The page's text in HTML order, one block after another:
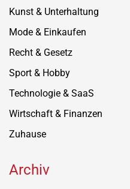
Kunst & Unterhaltung
Mode & Einkaufen
Recht & Gesetz
Sport & Hobby
Technologie & SaaS
Wirtschaft & Finanzen
Zuhause
Archiv